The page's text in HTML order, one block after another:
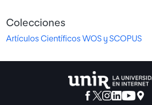
Colecciones
Artículos Científicos WOS y SCOPUS